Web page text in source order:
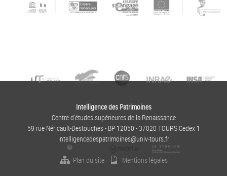
Intelligence des Patrimoines
Centre d'études supérieures de la Renaissance
59 rue Néricault-Destouches - BP 12050 - 37020 TOURS Cedex 1
intelligencedespatrimoines@univ-tours.fr
Plan du site Mentions légales